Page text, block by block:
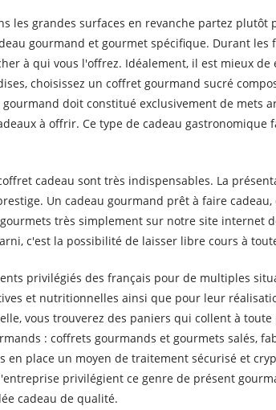
les grandes surfaces en revanche partez
gourmand et gourmet spécifique. Durant les
à qui vous l'offrez. Idéalement, il est mieux
choisissez un coffret gourmand sucré
doit constitué exclusivement de mets
à offrir. Ce type de cadeau
cadeau sont très indispensables. La
Un cadeau gourmand prêt à faire
très simplement sur notre site internet
c'est la possibilité de laisser libre cours à
privilégiés des français pour de multiples
et nutritionnelles ainsi que pour leur
vous trouverez des paniers qui collent à
: coffrets gourmands et gourmets salés,
place un moyen de traitement sécurisé et
privilégient ce genre de présent
cadeau de qualité.